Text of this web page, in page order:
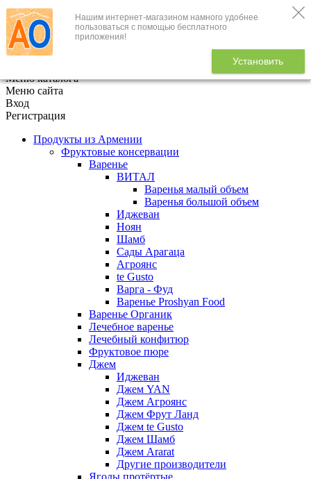
Нашим интернет-магазином намного удобнее
пользоваться с помощью бесплатного
приложения!
Установить
+7 (495) 646-888-1
В корзине
Меню каталога
Меню сайта
Вход
Регистрация
Продукты из Армении
Фруктовые консервации
Варенье
ВИТАЛ
Варенья малый объем
Варенья большой объем
Иджеван
Ноян
Шамб
Сады Арагаца
Агроянс
te Gusto
Варга - Фуд
Варенье Proshyan Food
Варенье Органик
Лечебное варенье
Лечебный конфитюр
Фруктовое пюре
Джем
Иджеван
Джем YAN
Джем Агроянс
Джем Фрут Ланд
Джем te Gusto
Джем Шамб
Джем Ararat
Другие производители
Ягоды протёртые